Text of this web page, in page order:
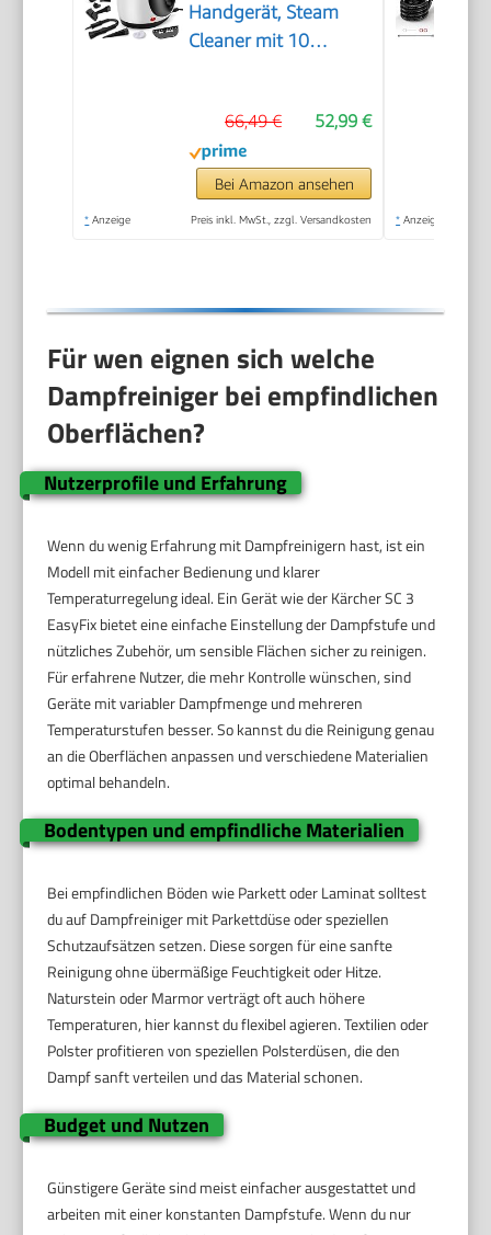
Handgerät, Steam
Cleaner mit 10
52,99 €
66,49 €
Bei Amazon ansehen
* Anzeige Preis inkl. MwSt., zzgl. Versandkosten * Anzeige
Für wen eignen sich welche
Dampfreiniger bei empfindlichen
Oberflächen?
Nutzerprofile und Erfahrung
Wenn du wenig Erfahrung mit Dampfreinigern hast, ist ein
Modell mit einfacher Bedienung und klarer
Temperaturregelung ideal. Ein Gerät wie der Kärcher SC 3
EasyFix bietet eine einfache Einstellung der Dampfstufe und
nützliches Zubehör, um sensible Flächen sicher zu reinigen.
Für erfahrene Nutzer, die mehr Kontrolle wünschen, sind
Geräte mit variabler Dampfmenge und mehreren
Temperaturstufen besser. So kannst du die Reinigung genau
an die Oberflächen anpassen und verschiedene Materialien
optimal behandeln.
Bodentypen und empfindliche Materialien
Bei empfindlichen Böden wie Parkett oder Laminat solltest
du auf Dampfreiniger mit Parkettdüse oder speziellen
Schutzaufsätzen setzen. Diese sorgen für eine sanfte
Reinigung ohne übermäßige Feuchtigkeit oder Hitze.
Naturstein oder Marmor verträgt oft auch höhere
Temperaturen, hier kannst du flexibel agieren. Textilien oder
Polster profitieren von speziellen Polsterdüsen, die den
Dampf sanft verteilen und das Material schonen.
Budget und Nutzen
Günstigere Geräte sind meist einfacher ausgestattet und
arbeiten mit einer konstanten Dampfstufe. Wenn du nur